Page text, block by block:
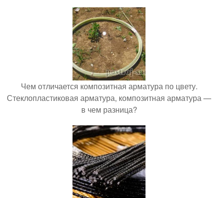
Чем отличается композитная арматура по цвету.
Стеклопластиковая арматура, композитная арматура —
в чем разница?